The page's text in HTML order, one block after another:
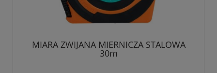
MIARA ZWIJANA MIERNICZA STALOWA
30m